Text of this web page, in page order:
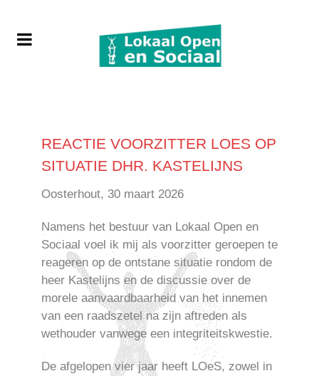
REACTIE VOORZITTER LOES OP
SITUATIE DHR. KASTELIJNS
Oosterhout, 30 maart 2026
Namens het bestuur van Lokaal Open en
Sociaal voel ik mij als voorzitter geroepen te
reageren op de ontstane situatie rondom de
heer Kastelijns en de discussie over de
morele aanvaardbaarheid van het innemen
van een raadszetel na zijn aftreden als
wethouder vanwege een integriteitskwestie.
De afgelopen vier jaar heeft LOeS, zowel in